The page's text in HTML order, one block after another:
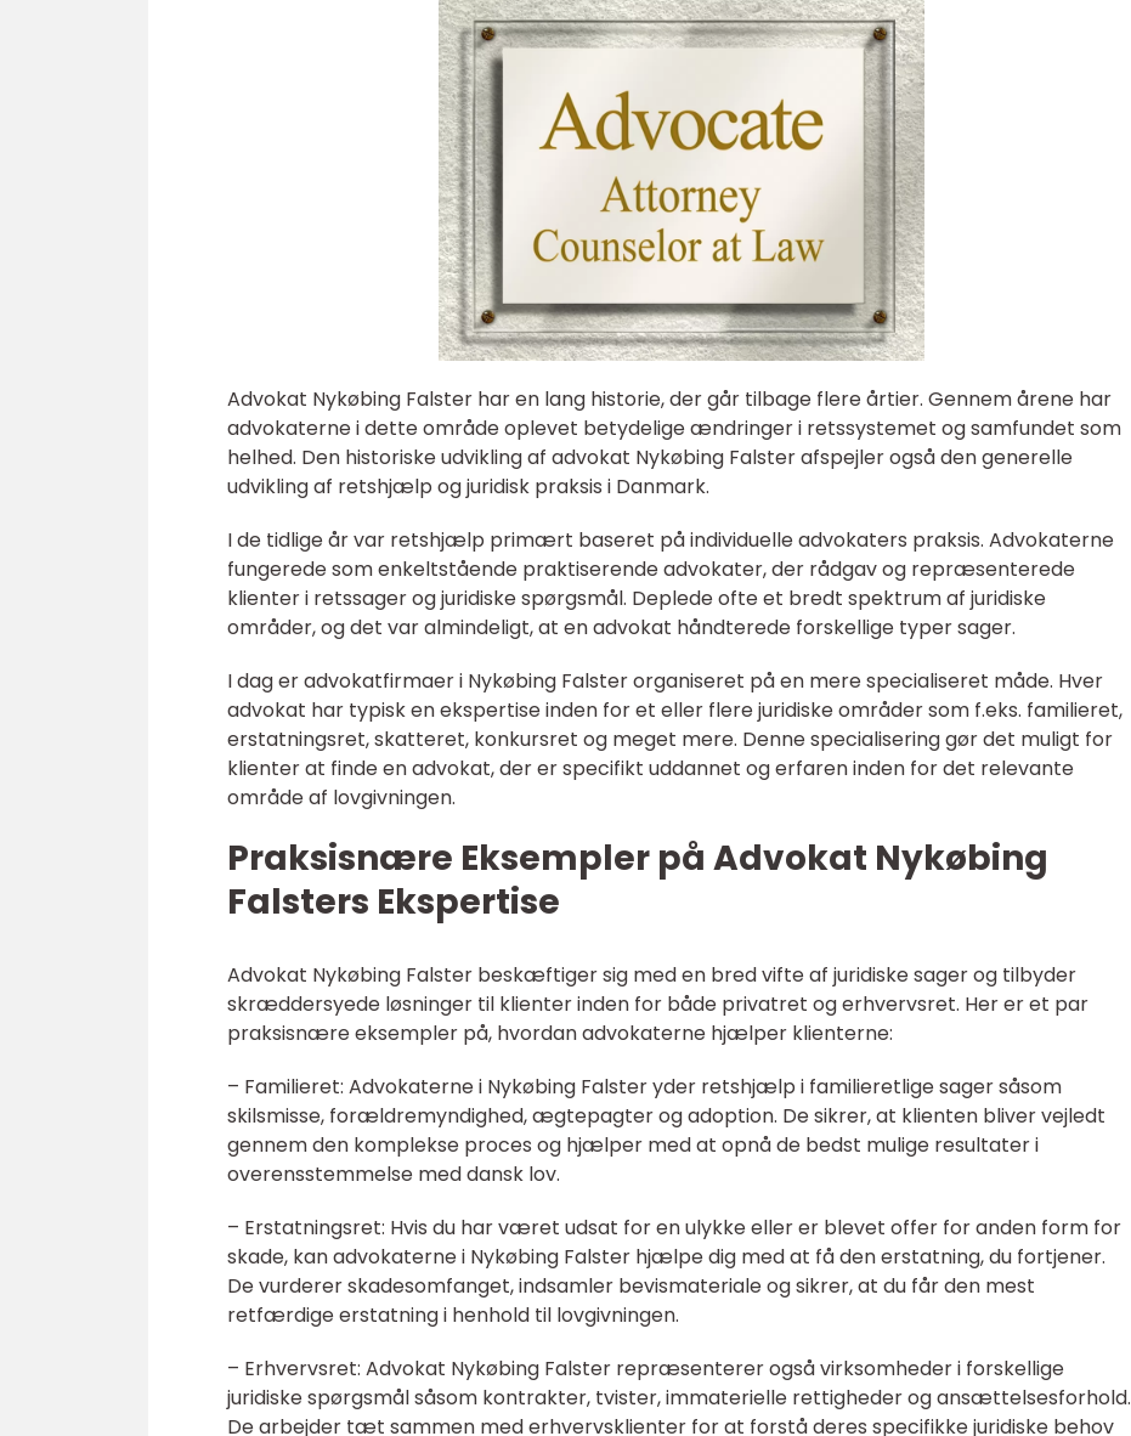
Advokat Nykøbing Falster har en lang historie, der går tilbage flere årtier. Gennem årene har
advokaterne i dette område oplevet betydelige ændringer i retssystemet og samfundet som
helhed. Den historiske udvikling af advokat Nykøbing Falster afspejler også den generelle
udvikling af retshjælp og juridisk praksis i Danmark.
I de tidlige år var retshjælp primært baseret på individuelle advokaters praksis. Advokaterne
fungerede som enkeltstående praktiserende advokater, der rådgav og repræsenterede
klienter i retssager og juridiske spørgsmål. Deplede ofte et bredt spektrum af juridiske
områder, og det var almindeligt, at en advokat håndterede forskellige typer sager.
I dag er advokatfirmaer i Nykøbing Falster organiseret på en mere specialiseret måde. Hver
advokat har typisk en ekspertise inden for et eller flere juridiske områder som f.eks. familieret,
erstatningsret, skatteret, konkursret og meget mere. Denne specialisering gør det muligt for
klienter at finde en advokat, der er specifikt uddannet og erfaren inden for det relevante
område af lovgivningen.
Praksisnære Eksempler på Advokat Nykøbing
Falsters Ekspertise
Advokat Nykøbing Falster beskæftiger sig med en bred vifte af juridiske sager og tilbyder
skræddersyede løsninger til klienter inden for både privatret og erhvervsret. Her er et par
praksisnære eksempler på, hvordan advokaterne hjælper klienterne:
– Familieret: Advokaterne i Nykøbing Falster yder retshjælp i familieretlige sager såsom
skilsmisse, forældremyndighed, ægtepagter og adoption. De sikrer, at klienten bliver vejledt
gennem den komplekse proces og hjælper med at opnå de bedst mulige resultater i
overensstemmelse med dansk lov.
– Erstatningsret: Hvis du har været udsat for en ulykke eller er blevet offer for anden form for
skade, kan advokaterne i Nykøbing Falster hjælpe dig med at få den erstatning, du fortjener.
De vurderer skadesomfanget, indsamler bevismateriale og sikrer, at du får den mest
retfærdige erstatning i henhold til lovgivningen.
– Erhvervsret: Advokat Nykøbing Falster repræsenterer også virksomheder i forskellige
juridiske spørgsmål såsom kontrakter, tvister, immaterielle rettigheder og ansættelsesforhold.
De arbejder tæt sammen med erhvervsklienter for at forstå deres specifikke juridiske behov